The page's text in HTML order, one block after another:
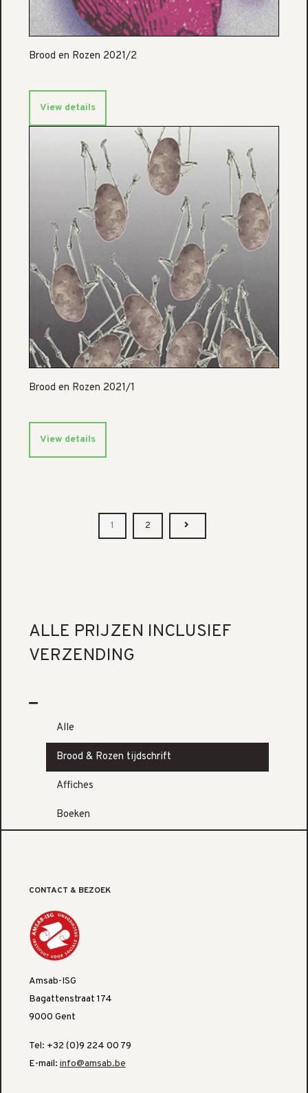
Brood en Rozen 2021/2
View details
Brood en Rozen 2021/1
View details
1 2
ALLE PRIJZEN INCLUSIEF
VERZENDING
Alle
Brood & Rozen tijdschrift
Affiches
Boeken
CONTACT & BEZOEK
Amsab-ISG
Bagattenstraat 174
9000 Gent
Tel: +32 (0)9 224 00 79
E-mail: info@amsab.be